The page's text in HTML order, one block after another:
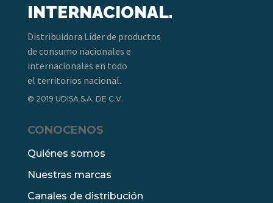
INTERNACIONAL.
Distribuidora Líder de productos
de consumo nacionales e
internacionales en todo
el territorios nacional.
© 2019 UDISA S.A. DE C.V.
CONOCENOS
Quiénes somos
Nuestras marcas
Canales de distribución